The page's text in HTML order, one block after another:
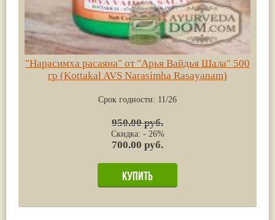
"Нарасимха расаяна" от "Арья Вайдья Шала" 500
гр (Kottakal AVS Narasimha Rasayanam)
Срок годности: 11/26
950.00 руб.
Скидка: - 26%
700.00 руб.